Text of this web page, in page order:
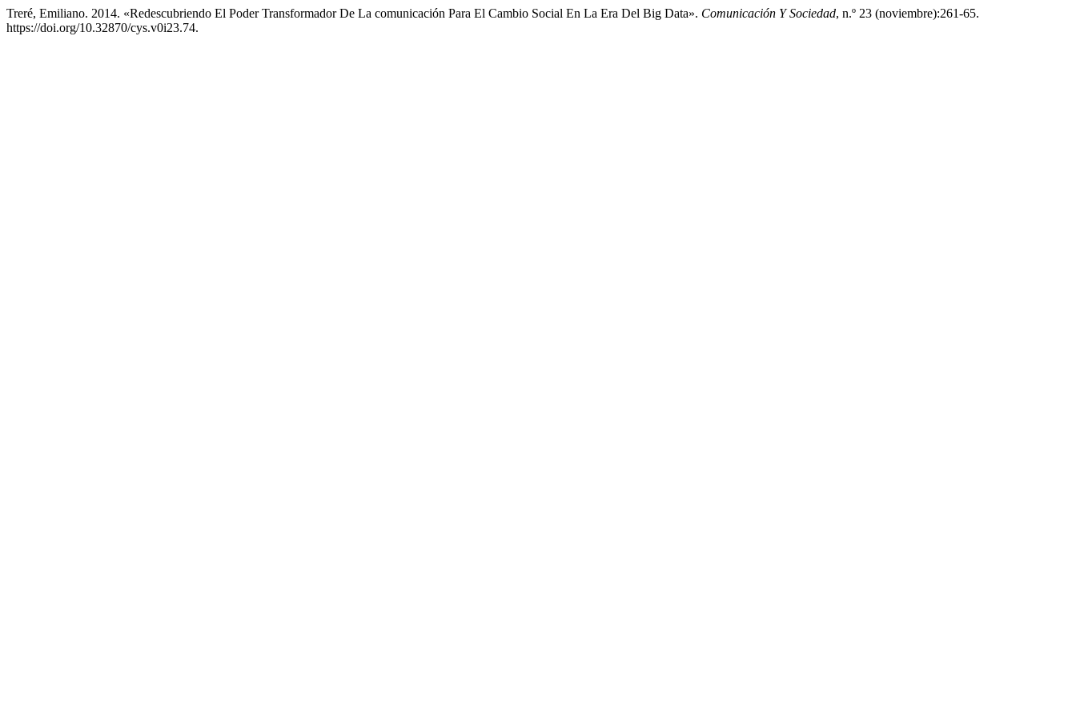
Treré, Emiliano. 2014. «Redescubriendo El Poder Transformador De La comunicación Para El Cambio Social En La Era Del Big Data». Comunicación Y Sociedad, n.º 23 (noviembre):261-65.
https://doi.org/10.32870/cys.v0i23.74.